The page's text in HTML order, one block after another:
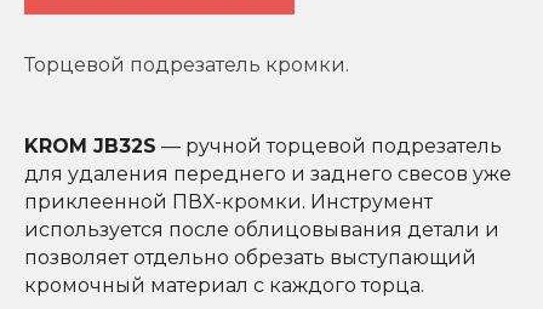
Торцевой подрезатель кромки.
KROM JB32S — ручной торцевой подрезатель
для удаления переднего и заднего свесов уже
приклеенной ПВХ-кромки. Инструмент
используется после облицовывания детали и
позволяет отдельно обрезать выступающий
кромочный материал с каждого торца.